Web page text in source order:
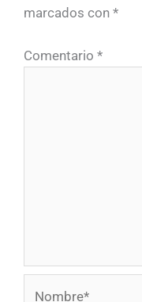
marcados con *
Comentario *